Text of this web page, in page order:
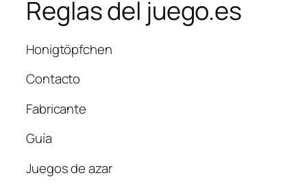
Reglas del juego.es
Honigtöpfchen
Contacto
Fabricante
Guía
Juegos de azar